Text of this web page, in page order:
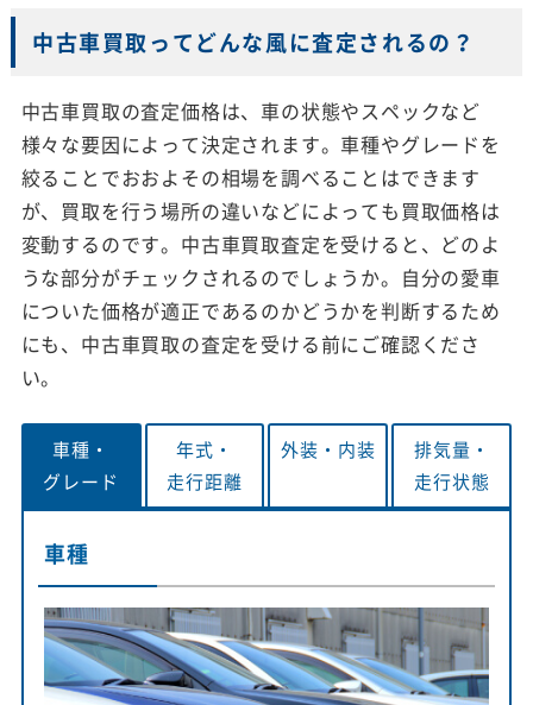
中古車買取ってどんな風に査定されるの？
中古車買取の査定価格は、車の状態やスペックなど
様々な要因によって決定されます。車種やグレードを
絞ることでおおよその相場を調べることはできます
が、買取を行う場所の違いなどによっても買取価格は
変動するのです。中古車買取査定を受けると、どのよ
うな部分がチェックされるのでしょうか。自分の愛車
についた価格が適正であるのかどうかを判断するため
にも、中古車買取の査定を受ける前にご確認くださ
い。
車種・
グレード
年式・
走行距離
外装・ 内装
排気量・
走行状態
車種